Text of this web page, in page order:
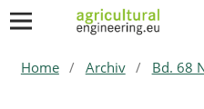
Home / Archiv / Bd. 68